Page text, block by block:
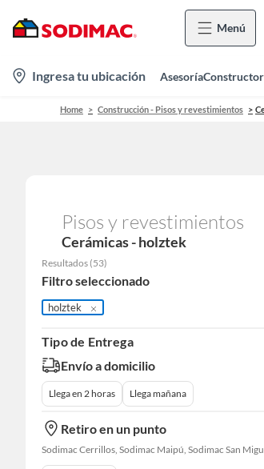
Menú
location-
icon
Ingresa tu ubicación AsesoríaConstructor
Home Construcción - Pisos y revestimientos
Pisos y revestimientos
Cerámicas - holztek
Resultados (53)
Filtro seleccionado
holztek
Tipo de Entrega
Envío a domicilio
Llega en 2 horas Llega mañana
Retiro en un punto